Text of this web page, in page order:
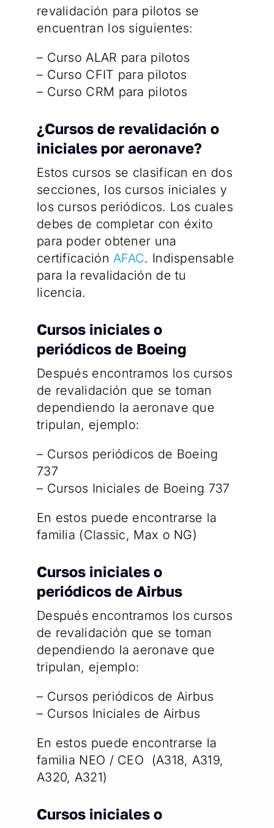
revalidación para pilotos se
encuentran los siguientes:
– Curso ALAR para pilotos
– Curso CFIT para pilotos
– Curso CRM para pilotos
¿Cursos de revalidación o
iniciales por aeronave?
Estos cursos se clasifican en dos
secciones, los cursos iniciales y
los cursos periódicos. Los cuales
debes de completar con éxito
para poder obtener una
certificaciónAFAC. Indispensable
para la revalidación de tu
licencia.
Cursos iniciales o
periódicos de Boeing
Después encontramos los cursos
de revalidación que se toman
dependiendo la aeronave que
tripulan, ejemplo:
– Cursos periódicos de Boeing
737
– Cursos Iniciales de Boeing 737
En estos puede encontrarse la
familia (Classic, Max o NG)
Cursos iniciales o
periódicos de Airbus
Después encontramos los cursos
de revalidación que se toman
dependiendo la aeronave que
tripulan, ejemplo:
– Cursos periódicos de Airbus
– Cursos Iniciales de Airbus
En estos puede encontrarse la
familia NEO / CEO (A318, A319,
A320, A321)
Cursos iniciales o